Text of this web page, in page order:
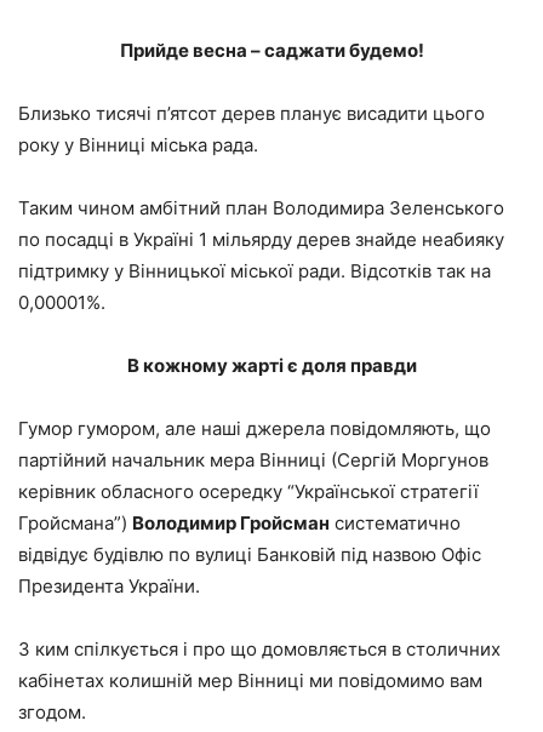
Прийде весна – саджати будемо!
Близько тисячі п’ятсот дерев планує висадити цього
року у Вінниці міська рада.
Таким чином амбітний план Володимира Зеленського
по посадці в Україні 1 мільярду дерев знайде неабияку
підтримку у Вінницької міської ради. Відсотків так на
0,00001%.
В кожному жарті є доля правди
Гумор гумором, але наші джерела повідомляють, що
партійний начальник мера Вінниці (Сергій Моргунов
керівник обласного осередку “Української стратегії
Гройсмана”) Володимир Гройсман систематично
відвідує будівлю по вулиці Банковій під назвою Офіс
Президента України.
З ким спілкується і про що домовляється в столичних
кабінетах колишній мер Вінниці ми повідомимо вам
згодом.